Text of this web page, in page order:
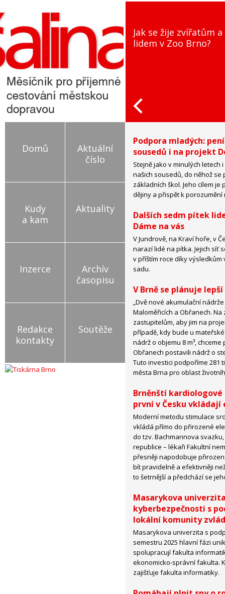
Jak se žije zvířatům a
lidem v Zoo Brno?
Domů
Aktuální
číslo
Kudy
a kam
Aktuality
Inzerce
Archív
časopisu
Redakce
kontakty
Soutěže
Podpora mladých:
sousedů i na projekt
Stejně jako v minulých letech
našich sousedů, do něhož
základních škol. Jeho cílem
dějiny a přispět k
Dalších sedm pítek
Dáme na vás
V Jundrově, na Kraví hoře, v
narazí lidé na pítka. Jejich síť
v příštím roce díky
sadu.
V Brně se plánuje
„Dvě nové akumulační
Maloměřicích a Obřanech.
zastupitelům, aby jim na
případě, kdy bude u
nádrž o objemu 8 m³,
Obřanech postavili nádrž o
Tuto investici podpoříme 281
města Brna pro oblast
Brněnští kardiologové
první v Česku
Moderní metodu stimulace
vkládá přímo do přirozené
do tzv. Bachmannova
republice – lékaři Fakultní
přesněji napodobuje
bít pravidelně a efektivněji
to šetrnější a předchází se
Masarykova
kyberbezpečnosti s
lokální komunity
Masarykova univerzita s
semestru 2025 hlavní fázi
spolupracují fakulta
ekonomicko-správní fakulta.
zajišťuje fakulta informatiky.